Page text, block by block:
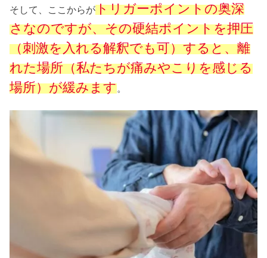
そして、ここからがトリガーポイントの奥深
さなのですが、その硬結ポイントを押圧
（刺激を入れる解釈でも可）すると、離
れた場所（私たちが痛みやこりを感じる
場所）が緩みます。